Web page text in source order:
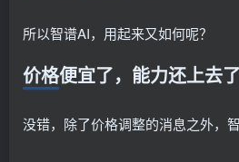
所以智谱AI，用起来又如何呢？
价格便宜了，能力还上去了
没错，除了价格调整的消息之外，